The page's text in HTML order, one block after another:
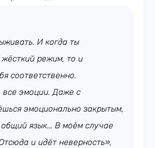
И когда ты
режим, то и
соответственно.
все эмоции. Даже с
эмоционально закрытым,
язык... В моём случае
и идёт неверность»,